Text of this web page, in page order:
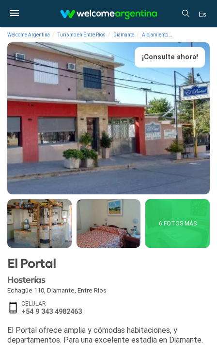
Es
Welcome Argentina Turismo en Entre Ríos Diamante Alojamiento
¡Consulte ahora!
6 FOTOS MÁS
El Portal
Hosterías
Echagüe 110 Diamante Entre Ríos
CELULAR
+54 9 343 4982463
El Portal ofrece amplia y cómodas habitaciones, y
departamentos. Para una excelente estadía en Diamante.